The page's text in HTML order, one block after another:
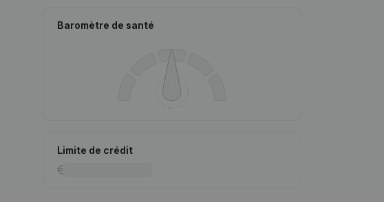
Baromètre de santé
Limite de crédit